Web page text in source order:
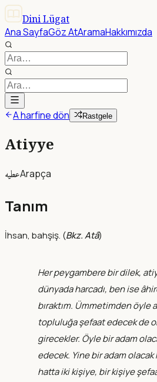
Dini Lügat
Ana SayfaGöz AtAramaHakkımızda
A harfine dön Rastgele
Atiyye
عطيهArapça
Tanım
İhsan, bahşiş. (Bkz. Atâ)
Her peygambere bir dilek,
dünyada harcadı, ben ise
bıraktım. Ümmetimden öyle
topluluğa şefaat edecek de
girecekler. Öyle bir adam
edecek. Yine bir adam
hatta iki kişiye, bir kişiye